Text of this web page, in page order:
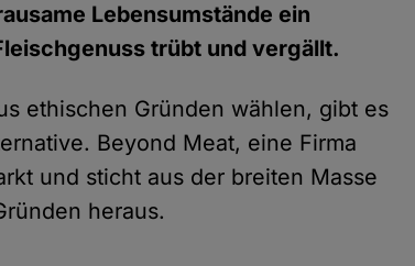
Lebensumstände ein
trübt und vergällt.
ethischen Gründen wählen, gibt es
Beyond Meat, eine Firma
und sticht aus der breiten Masse
heraus.